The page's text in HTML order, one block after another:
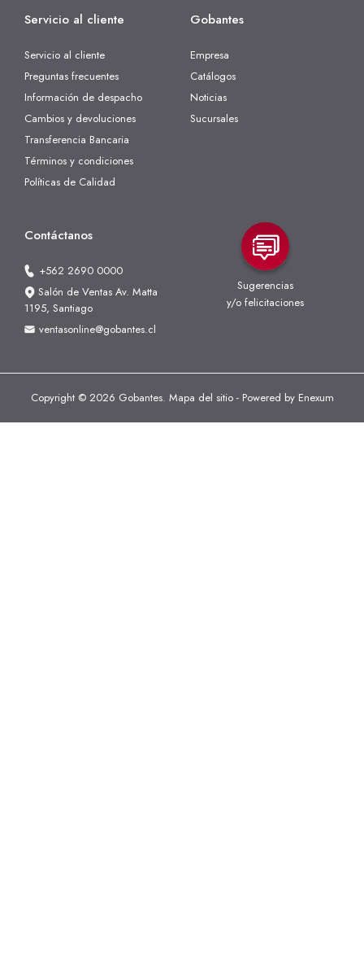
Servicio al cliente
Servicio al cliente
Preguntas frecuentes
Información de despacho
Cambios y devoluciones
Transferencia Bancaria
Términos y condiciones
Políticas de Calidad
Gobantes
Empresa
Catálogos
Noticias
Sucursales
Contáctanos
+562 2690 0000
Salón de Ventas Av. Matta
1195, Santiago
ventasonline@gobantes.cl
Sugerencias
y/o felicitaciones
Copyright © 2026 Gobantes. Mapa del sitio- Powered by Enexum